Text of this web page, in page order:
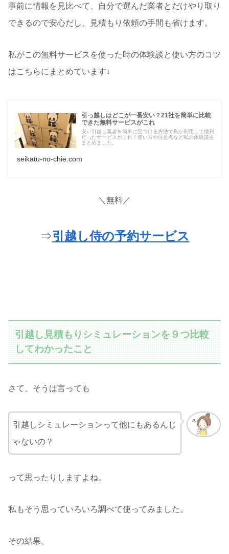
事前に情報を見比べて、自分で選んだ業者とだけやり取り
できるので安心だし、見積もり依頼の手間も省けます。
私がこの無料サービスを使った時の体験談と使い方のコツ
はこちらにまとめています↓
引っ越しはどこが一番安い？21社を簡単に比較
できた無料サービスがこれ
安い引越し業者を簡単に見つける方法で私が利用して便利
だったサービスがこれ！使い方や注意点など私の体験談を
まとめました。
seikatu-no-chie.com
＼無料／
⇒引越し侍の予約サービス
引越し見積もりシミュレーションを９つ比較
してわかったこと
さて、そうは言っても
引越しシミュレーションって他にもあるんじ
ゃないの？
って思ったりしますよね。
私もそう思っていろいろ調べて使ってみました。
その結果、